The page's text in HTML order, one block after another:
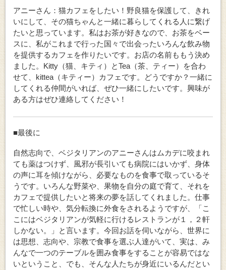
アニーさん：猫カフェをしたい！野良猫を保護して、きれ
いにして、その猫ちゃんと一緒に暮らしてくれる人に繋げ
たいと思っています。私はお茶が好きなので、お茶をベー
スに、私がこれまで行った国々で出会ったいろんな飲み物
を提供するカフェを作りたいです。お店の名前ももう決め
ました。Kitty（猫、キティ）とTea（茶、ティー）を合わ
せて、kittea（キティー）カフェです。どうですか？一緒に
してくれる仲間がいれば、ぜひ一緒にしたいです。興味が
ある方はぜひ連絡してください！
■最後に
自然志向で、ベジタリアンのアニーさんはムカデに咬まれ
ても薬はつけず、風邪が長引いても病院にはいかず、身体
の声に耳を傾けながら、必要なものを食事で取っているそ
うです。いろんな野菜や、果物を自分の庭で育て、それを
カフェで提供したいと将来の夢を話してくれました。仕事
で忙しい時や、気分転換に外食をされるようですが、「こ
こにはベジタリアンが気軽に行けるレストランが１，２軒
しかない。」と言います。今回お話を伺いながら、世界に
は思想、志向や、宗教で食事を選ぶ人達がいて、実は、み
んなで一つのテーブルを囲み食事をすることが容易ではな
いということ、でも、そんな人たちが身近にいるんだとい